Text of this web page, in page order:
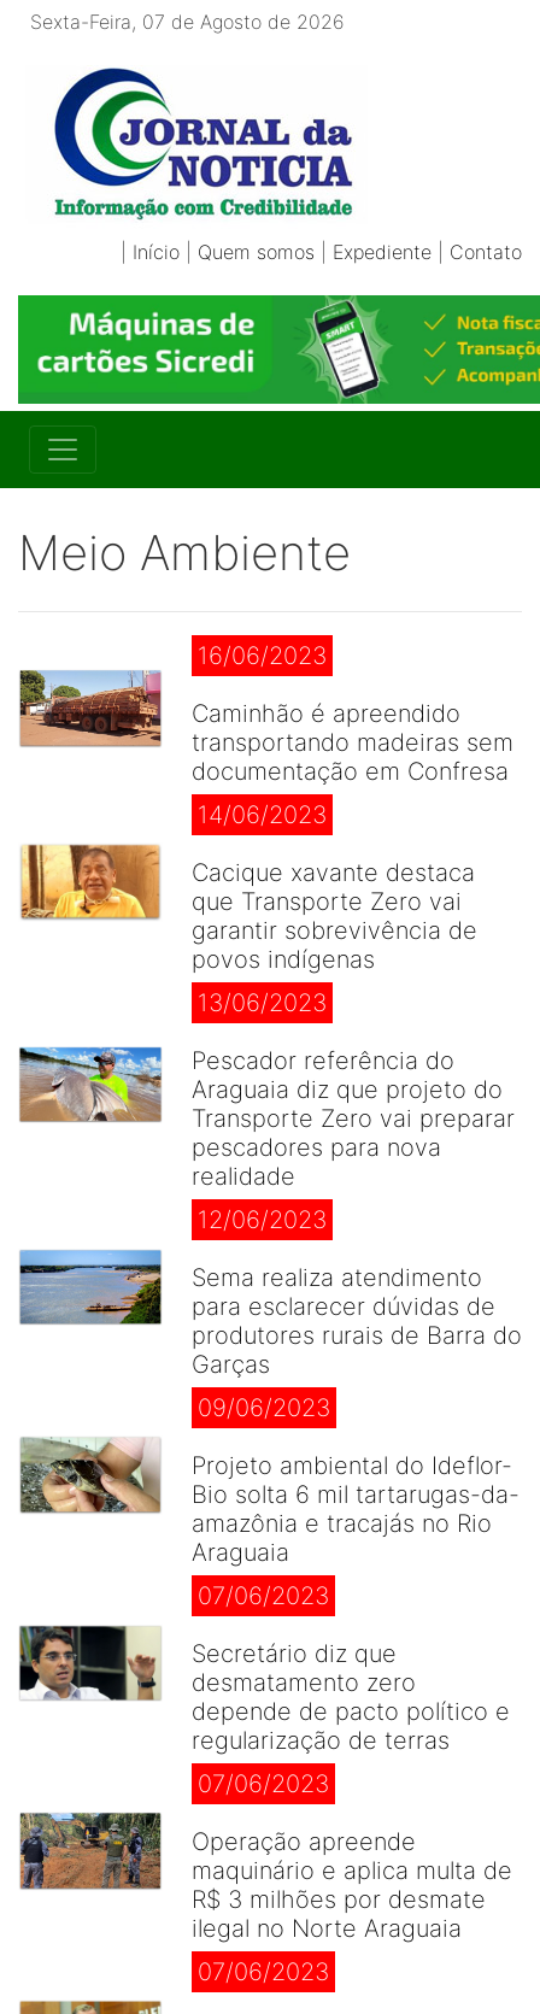
Sexta-Feira, 07 de Agosto de 2026
Início Quem somos Expediente Contato
Meio Ambiente
16/06/2023
Caminhão é apreendido
transportando madeiras sem
documentação em Confresa
14/06/2023
Cacique xavante destaca
que Transporte Zero vai
garantir sobrevivência de
povos indígenas
13/06/2023
Pescador referência do
Araguaia diz que projeto do
Transporte Zero vai preparar
pescadores para nova
realidade
12/06/2023
Sema realiza atendimento
para esclarecer dúvidas de
produtores rurais de Barra do
Garças
09/06/2023
Projeto ambiental do Ideflor-
Bio solta 6 mil tartarugas-da-
amazônia e tracajás no Rio
Araguaia
07/06/2023
Secretário diz que
desmatamento zero
depende de pacto político e
regularização de terras
07/06/2023
Operação apreende
maquinário e aplica multa de
R$ 3 milhões por desmate
ilegal no Norte Araguaia
07/06/2023